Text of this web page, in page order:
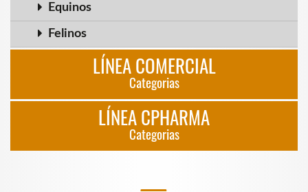
Equinos
Felinos
LÍNEA COMERCIAL
Categorias
LÍNEA CPHARMA
Categorias